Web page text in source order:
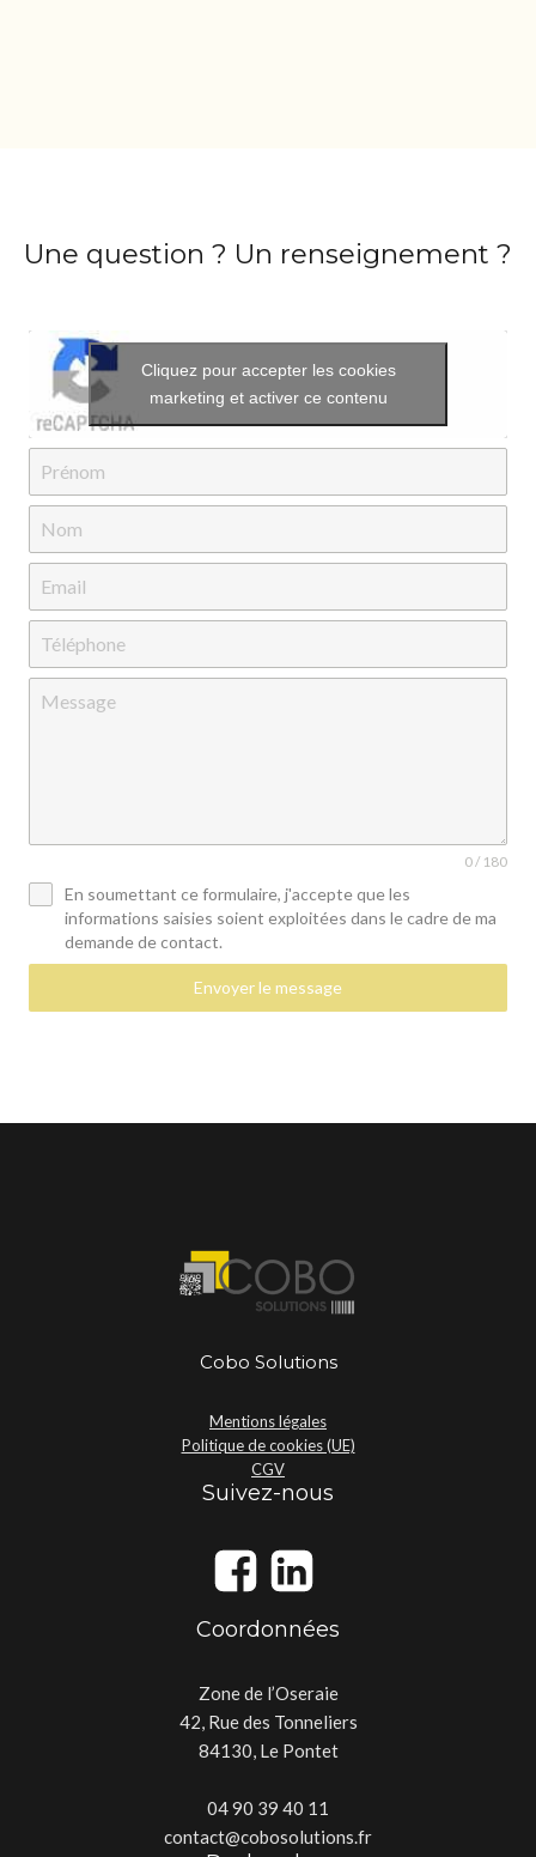
Une question ? Un renseignement ?
Cliquez pour accepter les cookies
marketing et activer ce contenu
0 / 180
En soumettant ce formulaire, j'accepte que les
informations saisies soient exploitées dans le cadre de ma
demande de contact.
Envoyer le message
Cobo Solutions
Mentions légales
Politique de cookies (UE)
CGV
Suivez-nous
Coordonnées
Zone de l’Oseraie
42, Rue des Tonneliers
84130, Le Pontet
04 90 39 40 11
contact@cobosolutions.fr